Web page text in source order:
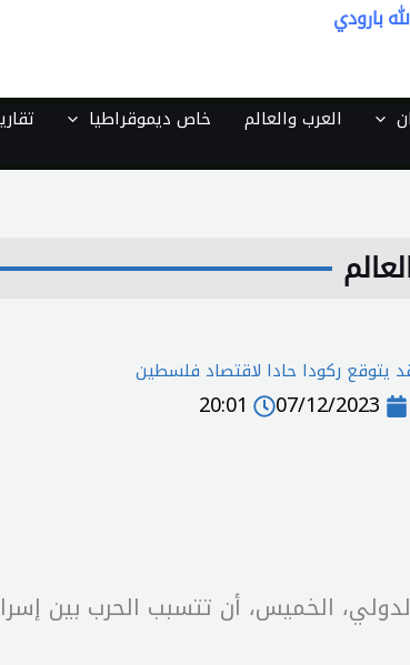
بارودي
العرب والعالم خاص ديموقراطيا
يتوقع ركودا حادا لاقتصاد فلسطين
07/12/2023
20:01
الخميس، أن تتسبب الحرب بين